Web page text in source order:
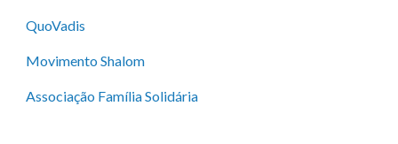
QuoVadis
Movimento Shalom
Associação Família Solidária